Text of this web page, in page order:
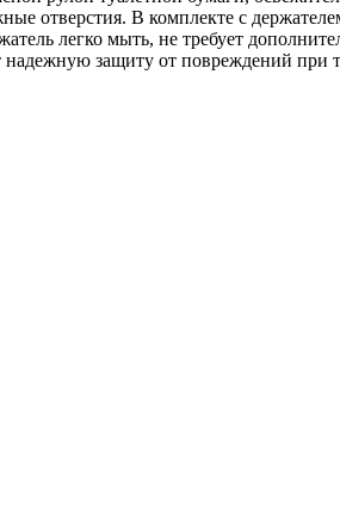
отверстия. В комплекте с
легко мыть, не требует
защиту от повреждений при